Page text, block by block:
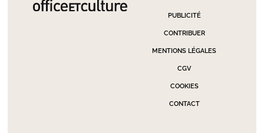
PUBLICITÉ
CONTRIBUER
MENTIONS LÉGALES
CGV
COOKIES
CONTACT